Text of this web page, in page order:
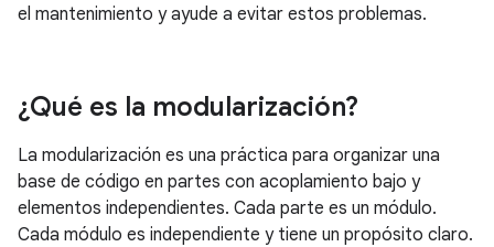
el mantenimiento y ayude a evitar estos problemas.
¿Qué es la modularización?
La modularización es una práctica para organizar una
base de código en partes con acoplamiento bajo y
elementos independientes. Cada parte es un módulo.
Cada módulo es independiente y tiene un propósito claro.